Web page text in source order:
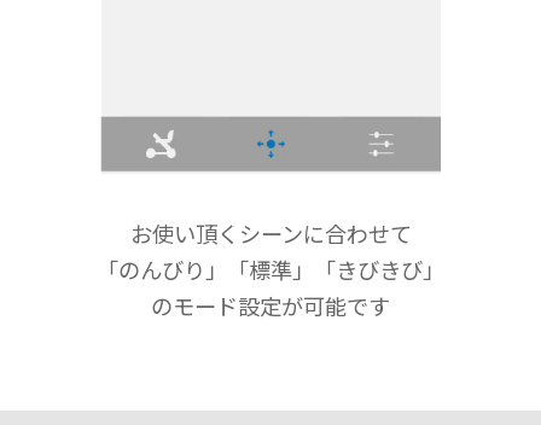
お使い頂くシーンに合わせて
「のんびり」「標準」「きびきび」
のモード設定が可能です